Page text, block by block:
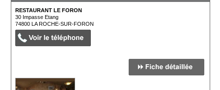
RESTAURANT LE FORON
30 Impasse Etang
74800LA ROCHE-SUR-FORON